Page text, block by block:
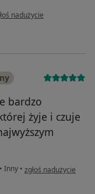
użytkownika M.W
nadużycie
bardzo
żyje i czuje
• Inny • w opinii użytkownika
zgłoś nadużycie